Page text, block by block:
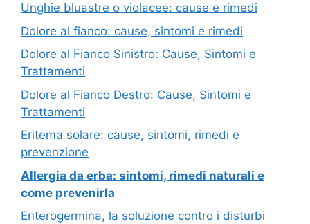
Unghie bluastre o violacee: cause e rimedi
Dolore al fianco: cause, sintomi e rimedi
Dolore al Fianco Sinistro: Cause, Sintomi e
Trattamenti
Dolore al Fianco Destro: Cause, Sintomi e
Trattamenti
Eritema solare: cause, sintomi, rimedi e
prevenzione
Allergia da erba: sintomi, rimedi naturali e
come prevenirla
Enterogermina, la soluzione contro i disturbi